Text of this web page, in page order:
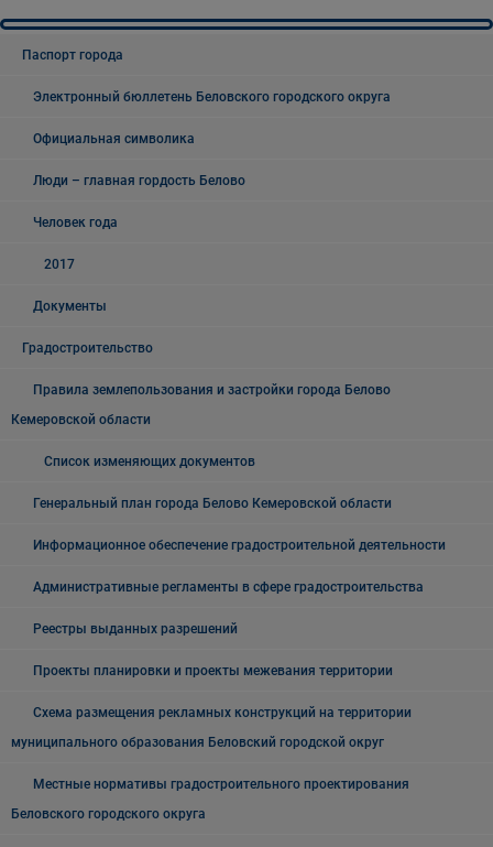
Паспорт города
Электронный бюллетень Беловского городского округа
Официальная символика
Люди – главная гордость Белово
Человек года
2017
Документы
Градостроительство
Правила землепользования и застройки города Белово
Кемеровской области
Список изменяющих документов
Генеральный план города Белово Кемеровской области
Информационное обеспечение градостроительной деятельности
Административные регламенты в сфере градостроительства
Реестры выданных разрешений
Проекты планировки и проекты межевания территории
Схема размещения рекламных конструкций на территории
муниципального образования Беловский городской округ
Местные нормативы градостроительного проектирования
Беловского городского округа